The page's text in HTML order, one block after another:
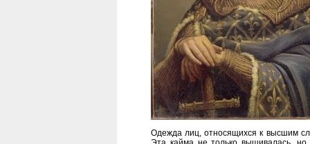
Одежда лиц, относящихся к высшим